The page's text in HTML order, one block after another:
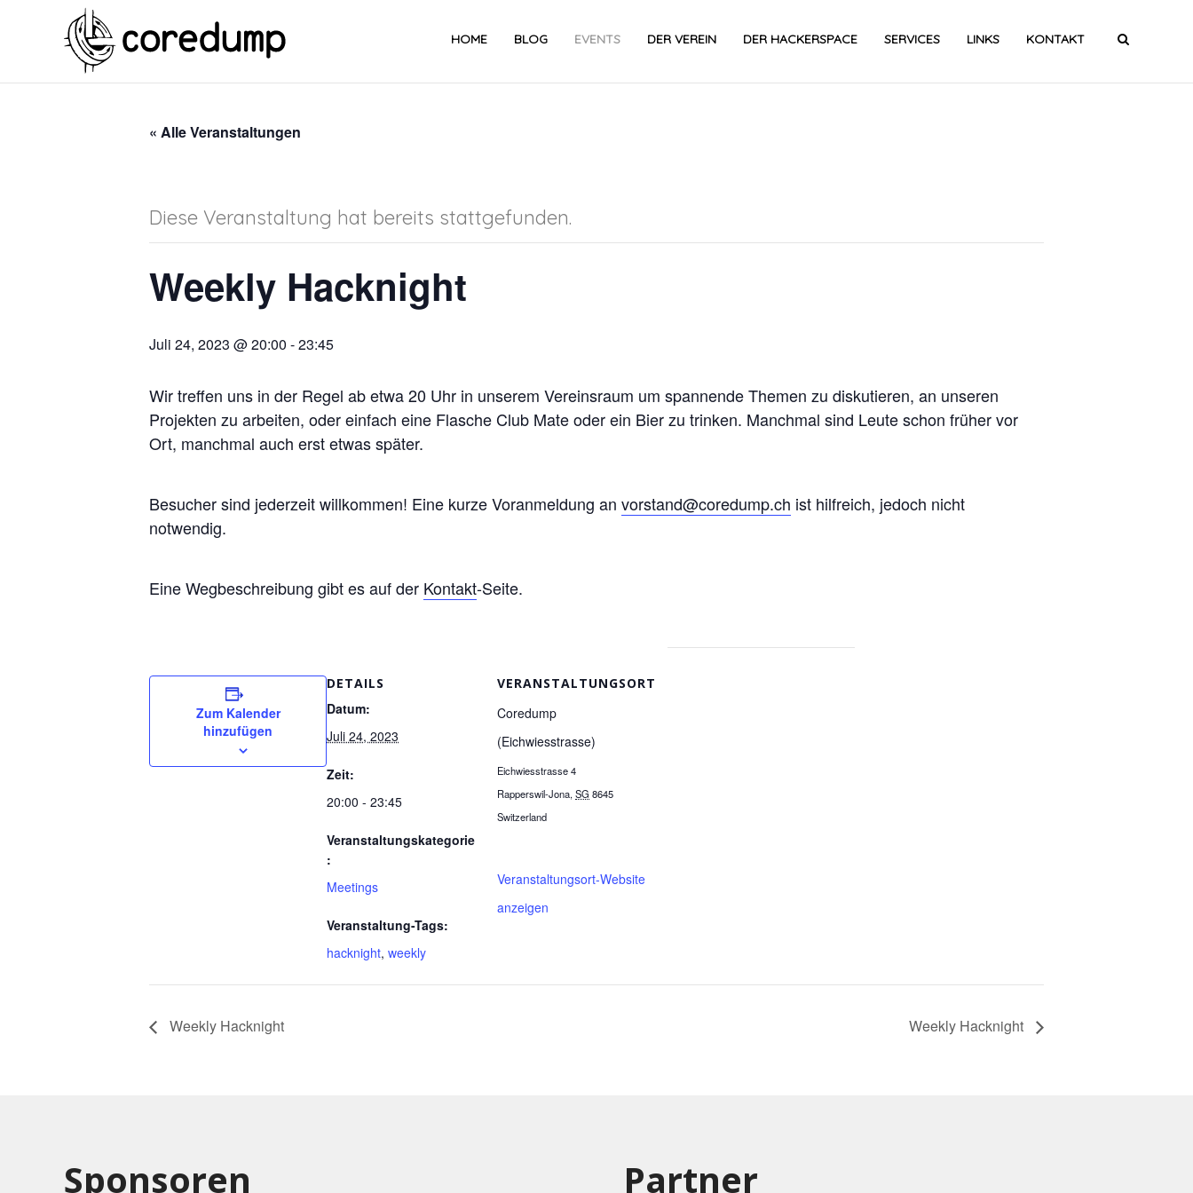
HOME BLOG EVENTS DER VEREIN DER HACKERSPACE SERVICES LINKS KONTAKT
« Alle Veranstaltungen
Diese Veranstaltung hat bereits stattgefunden.
Weekly Hacknight
Juli 24, 2023 @ 20:00 -23:45
Wir treffen uns in der Regel ab etwa 20 Uhr in unserem Vereinsraum um spannende Themen zu diskutieren, an unseren
Projekten zu arbeiten, oder einfach eine Flasche Club Mate oder ein Bier zu trinken. Manchmal sind Leute schon früher vor
Ort, manchmal auch erst etwas später.
Besucher sind jederzeit willkommen! Eine kurze Voranmeldung an vorstand@coredump.ch ist hilfreich, jedoch nicht
notwendig.
Eine Wegbeschreibung gibt es auf der Kontakt-Seite.
Zum Kalender
hinzufügen
DETAILS
Datum:
Juli 24, 2023
Zeit:
20:00 - 23:45
Veranstaltungskategorie
:
Meetings
Veranstaltung-Tags:
hacknight, weekly
VERANSTALTUNGSORT
Coredump
(Eichwiesstrasse)
Eichwiesstrasse 4
Rapperswil-Jona, SG 8645
Switzerland
Veranstaltungsort-Website
anzeigen
Weekly Hacknight Weekly Hacknight
Sponsoren Partner